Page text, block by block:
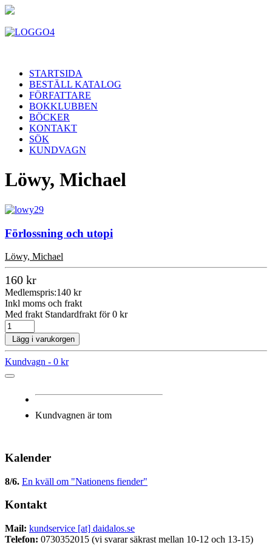
STARTSIDA
BESTÄLL KATALOG
FÖRFATTARE
BOKKLUBBEN
BÖCKER
KONTAKT
SÖK
KUNDVAGN
Löwy, Michael
Förlossning och utopi
Löwy, Michael
160 kr
Medlemspris:140 kr
Inkl moms och frakt
Med frakt Standardfrakt för 0 kr
Lägg i varukorgen
Kundvagn - 0 kr
Kundvagnen är tom
Kalender
8/6. En kväll om "Nationens fiender"
Kontakt
Mail: kundservice [at] daidalos.se
Telefon: 0730352015 (vi svarar säkrast mellan 10-12 och 13-15)